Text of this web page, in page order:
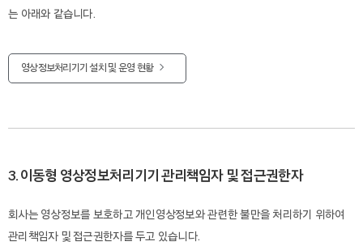
는 아래와 같습니다.
영상정보처리기기 설치 및 운영 현황
3. 이동형 영상정보처리기기 관리책임자 및 접근권한자
회사는 영상정보를 보호하고 개인영상정보와 관련한 불만을 처리하기 위하여
관리책임자 및 접근권한자를 두고 있습니다.